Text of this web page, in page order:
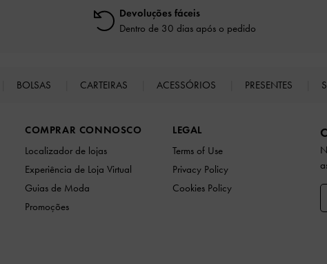
Devoluções fáceis
Dentro de 30 dias após o pedido
BOLSAS CARTEIRAS ACESSÓRIOS PRESENTES
COMPRAR CONNOSCO
Localizador de lojas
Experiência de Loja Virtual
Guias de Moda
Promoções
LEGAL
Terms of Use
Privacy Policy
Cookies Policy